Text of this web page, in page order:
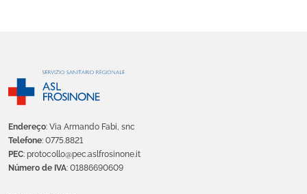
Endereço: Via Armando Fabi, snc
Telefone: 0775.8821
PEC: protocollo@pec.aslfrosinone.it
Número de IVA: 01886690609